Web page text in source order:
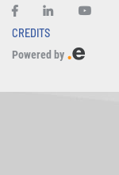
CREDITS
Powered by